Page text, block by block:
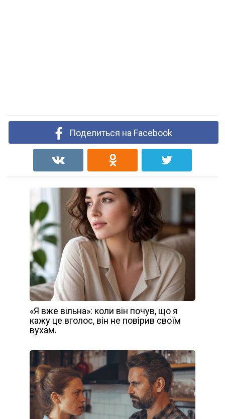
Поделиться на Facebook
«Я вже вільна»: коли він почув, що я
кажу це вголос, він не повірив своїм
вухам.